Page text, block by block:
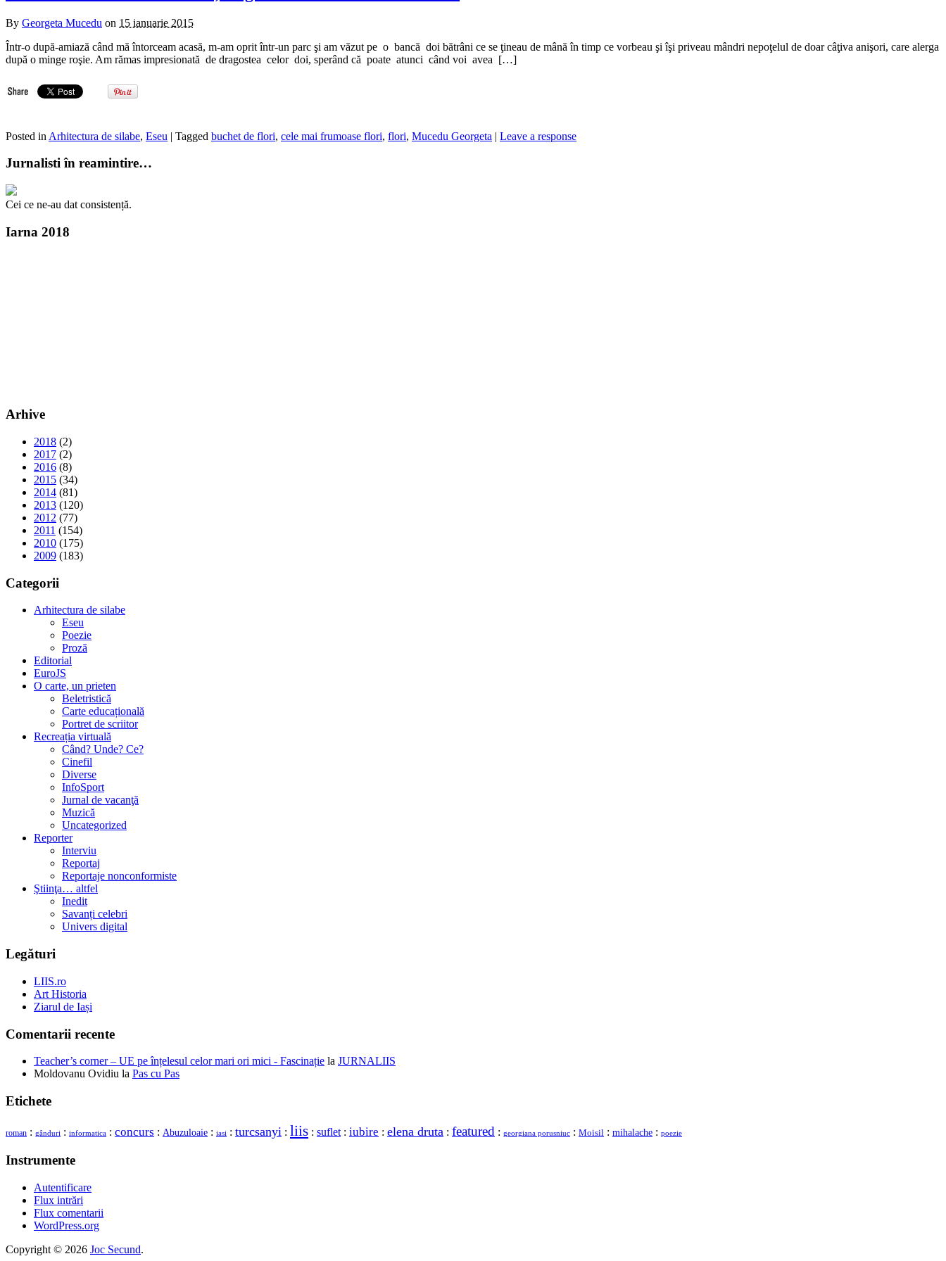
By Georgeta Mucedu on 15 ianuarie 2015
Într-o după-amiază când mă întorceam acasă, m-am oprit într-un parc şi am văzut pe o bancă doi bătrâni ce se ţineau de mână în timp ce vorbeau şi îşi priveau mândri nepoţelul de doar câţiva anişori, care alerga
după o minge roşie. Am rămas impresionată de dragostea celor doi, sperând că poate atunci când voi avea […]
Posted in Arhitectura de silabe, Eseu | Tagged buchet de flori, cele mai frumoase flori, flori, Mucedu Georgeta | Leave a response
Jurnalisti în reamintire…
Cei ce ne-au dat consistență.
Iarna 2018
Arhive
2018 (2)
2017 (2)
2016 (8)
2015 (34)
2014 (81)
2013 (120)
2012 (77)
2011 (154)
2010 (175)
2009 (183)
Categorii
Arhitectura de silabe
Eseu
Poezie
Proză
Editorial
EuroJS
O carte, un prieten
Beletristică
Carte educațională
Portret de scriitor
Recreația virtuală
Când? Unde? Ce?
Cinefil
Diverse
InfoSport
Jurnal de vacanţă
Muzică
Uncategorized
Reporter
Interviu
Reportaj
Reportaje nonconformiste
Ştiinţa… altfel
Inedit
Savanți celebri
Univers digital
Legături
LIIS.ro
Art Historia
Ziarul de Iași
Comentarii recente
Teacher’s corner – UE pe înțelesul celor mari ori mici - Fascinație la JURNALIIS
Moldovanu Ovidiu la Pas cu Pas
Etichete
roman : gânduri : informatica : concurs : Abuzuloaie : iasi : turcsanyi : liis : suflet : iubire : elena druta : featured : georgiana porusniuc : Moisil : mihalache : poezie
Instrumente
Autentificare
Flux intrări
Flux comentarii
WordPress.org
Copyright © 2026 Joc Secund.